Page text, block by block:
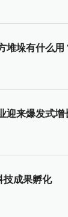
堆垛有什么用
迎来爆发式增
技成果孵化